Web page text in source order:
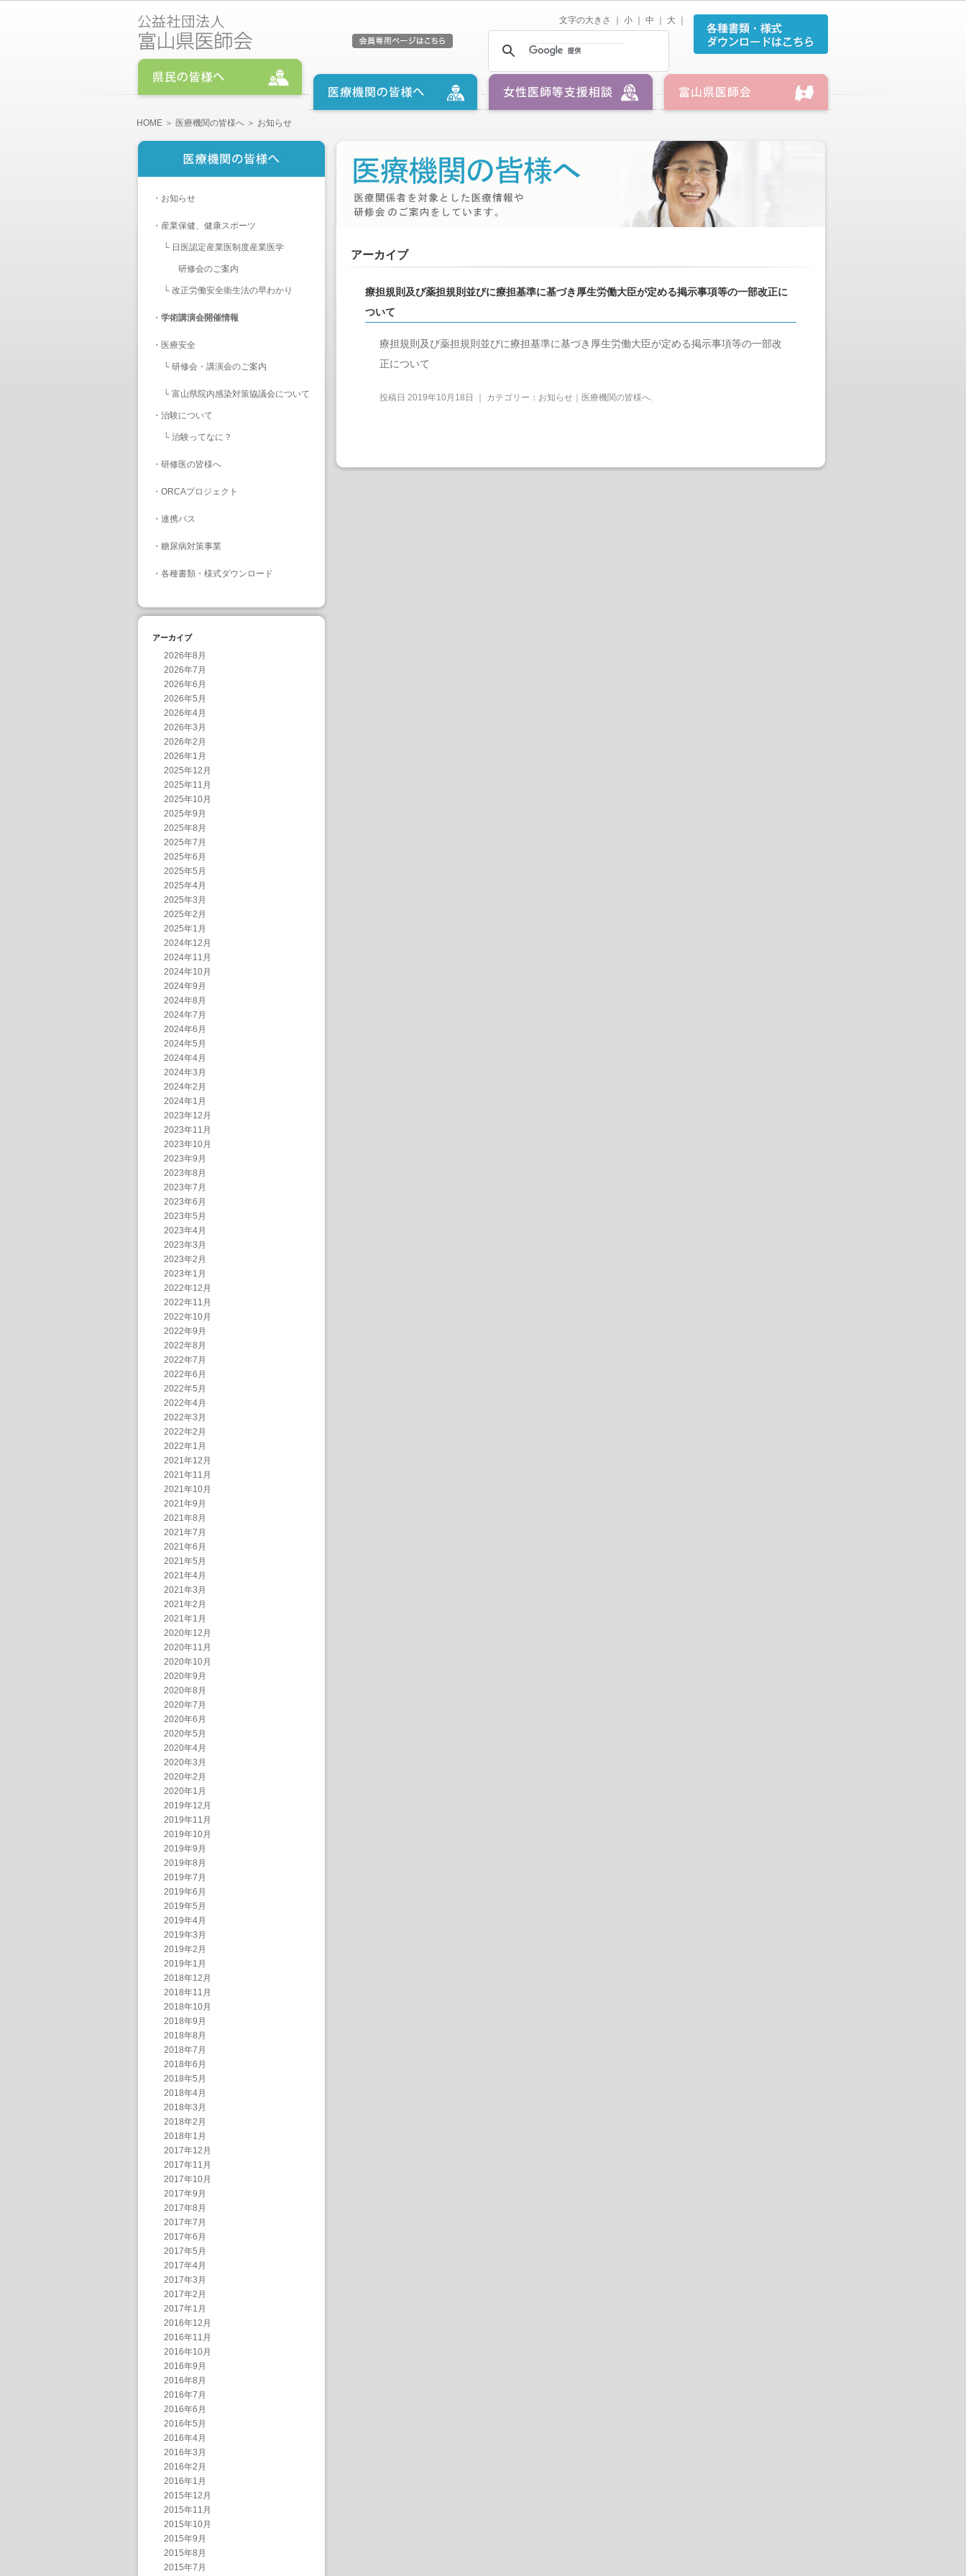
文字の大きさ ｜ 小 中 大
HOME ＞ 医療機関の皆様へ ＞ お知らせ
・ お知らせ
・ 産業保健、健康スポーツ
└ 日医認定産業医制度産業医学
研修会のご案内
└ 改正労働安全衛生法の早わかり
・ 学術講演会開催情報
・ 医療安全
└ 研修会・講演会のご案内
└ 富山県院内感染対策協議会について
・ 治験について
└ 治験ってなに？
・ 研修医の皆様へ
・ ORCAプロジェクト
・ 連携パス
・ 糖尿病対策事業
・ 各種書類・様式ダウンロード
アーカイブ
2026年8月
2026年7月
2026年6月
2026年5月
2026年4月
2026年3月
2026年2月
2026年1月
2025年12月
2025年11月
2025年10月
2025年9月
2025年8月
2025年7月
2025年6月
2025年5月
2025年4月
2025年3月
2025年2月
2025年1月
2024年12月
2024年11月
2024年10月
2024年9月
2024年8月
2024年7月
2024年6月
2024年5月
2024年4月
2024年3月
2024年2月
2024年1月
2023年12月
2023年11月
2023年10月
2023年9月
2023年8月
2023年7月
2023年6月
2023年5月
2023年4月
2023年3月
2023年2月
2023年1月
2022年12月
2022年11月
2022年10月
2022年9月
2022年8月
2022年7月
2022年6月
2022年5月
2022年4月
2022年3月
2022年2月
2022年1月
2021年12月
2021年11月
2021年10月
2021年9月
2021年8月
2021年7月
2021年6月
2021年5月
2021年4月
2021年3月
2021年2月
2021年1月
2020年12月
2020年11月
2020年10月
2020年9月
2020年8月
2020年7月
2020年6月
2020年5月
2020年4月
2020年3月
2020年2月
2020年1月
2019年12月
2019年11月
2019年10月
2019年9月
2019年8月
2019年7月
2019年6月
2019年5月
2019年4月
2019年3月
2019年2月
2019年1月
2018年12月
2018年11月
2018年10月
2018年9月
2018年8月
2018年7月
2018年6月
2018年5月
2018年4月
2018年3月
2018年2月
2018年1月
2017年12月
2017年11月
2017年10月
2017年9月
2017年8月
2017年7月
2017年6月
2017年5月
2017年4月
2017年3月
2017年2月
2017年1月
2016年12月
2016年11月
2016年10月
2016年9月
2016年8月
2016年7月
2016年6月
2016年5月
2016年4月
2016年3月
2016年2月
2016年1月
2015年12月
2015年11月
2015年10月
2015年9月
2015年8月
2015年7月
アーカイブ
療担規則及び薬担規則並びに療担基準に基づき厚生労働大臣が定める掲示事項等の一部改正に
ついて
療担規則及び薬担規則並びに療担基準に基づき厚生労働大臣が定める掲示事項等の一部改
正について
投稿日 2019年10月18日 ｜ カテゴリー： お知らせ｜医療機関の皆様へ.